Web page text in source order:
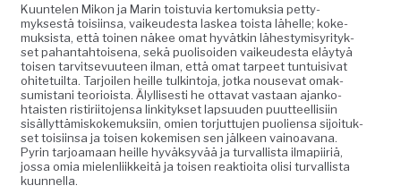
Kuun­te­len Mikon ja Marin tois­tu­via ker­to­muk­sia petty­
myksestä toisi­in­sa, vaikeud­es­ta laskea toista lähelle; koke­
muk­sista, että toinen näkee omat hyvätkin läh­estymisyri­tyk­
set pahan­tah­toise­na, sekä puolisoiden vaikeud­es­ta eläy­tyä
toisen tarvit­se­vu­u­teen ilman, että omat tarpeet tun­tu­isi­vat
ohite­tu­il­ta. Tar­joilen heille tulk­in­to­ja, jot­ka nou­se­vat omak­
sum­is­tani teo­ri­oista. Älyl­lis­es­ti he otta­vat vas­taan ajanko­
htais­ten ris­tiri­ito­jen­sa linki­tyk­set lap­su­u­den puut­teel­lisi­in
sisäl­lyt­tämiskoke­muk­si­in, omien tor­jut­tu­jen puolien­sa sijoituk­
set toisi­in­sa ja toisen kokemisen sen jäl­keen vain­oa­vana.
Pyrin tar­joa­maan heille hyväksyvää ja tur­val­lista ilmapi­ir­iä,
jos­sa omia mie­len­li­ikkeitä ja toisen reak­tioi­ta olisi tur­val­lista
kuunnella.